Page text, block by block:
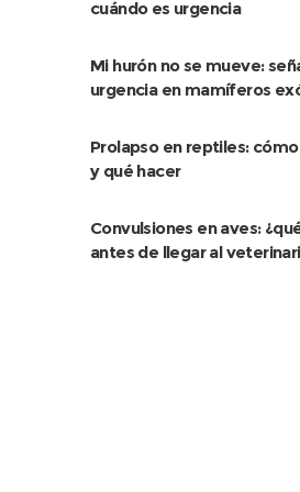
cuándo es urgencia
Mi hurón no se mueve:
urgencia en mamíferos
Prolapso en reptiles:
y qué hacer
Convulsiones en aves:
antes de llegar al